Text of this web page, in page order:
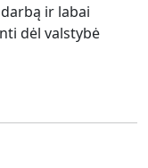
ir labai
dėl valstybė